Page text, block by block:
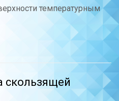
температурным
скользящей